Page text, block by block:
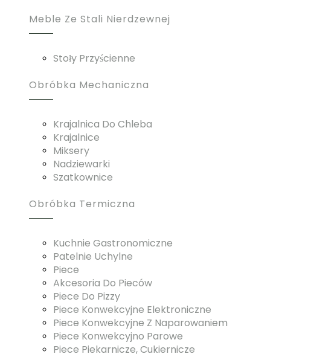
Meble Ze Stali Nierdzewnej
Stoły Przyścienne
Obróbka Mechaniczna
Krajalnica Do Chleba
Krajalnice
Miksery
Nadziewarki
Szatkownice
Obróbka Termiczna
Kuchnie Gastronomiczne
Patelnie Uchylne
Piece
Akcesoria Do Pieców
Piece Do Pizzy
Piece Konwekcyjne Elektroniczne
Piece Konwekcyjne Z Naparowaniem
Piece Konwekcyjno Parowe
Piece Piekarnicze, Cukiernicze